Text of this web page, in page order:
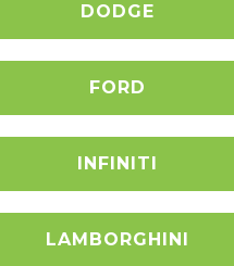
DODGE
FORD
INFINITI
LAMBORGHINI